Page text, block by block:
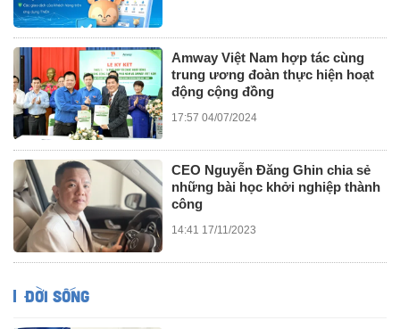
Amway Việt Nam hợp tác cùng
trung ương đoàn thực hiện hoạt
động cộng đồng
17:57 04/07/2024
CEO Nguyễn Đăng Ghin chia sẻ
những bài học khởi nghiệp thành
công
14:41 17/11/2023
ĐỜI SỐNG